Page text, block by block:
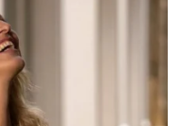
K
Ü
N
S